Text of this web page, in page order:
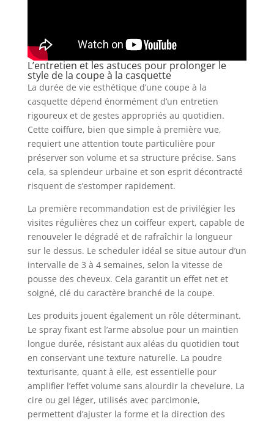
L’entretien et les astuces pour prolonger le
style de la coupe à la casquette
La durée de vie esthétique d’une coupe à la
casquette dépend énormément d’un entretien
rigoureux et de gestes appropriés au quotidien.
Cette coiffure, bien que simple à première vue,
requiert une attention toute particulière pour
préserver son volume et sa structure précise. Sans
cela, sa splendeur urbaine et son esprit décontracté
risquent de s’estomper rapidement.
La première recommandation est de privilégier les
visites régulières chez un coiffeur expert, capable de
renouveler le dégradé et de rafraîchir la longueur
sur le dessus. Le scheduler idéal se situe autour d’un
intervalle de 3 à 4 semaines, selon la vitesse de
pousse des cheveux. Cela garantit un effet net et
soigné, clé du caractère branché de la coupe.
Les produits jouent également un rôle déterminant.
Le spray fixant est l’arme absolue pour un maintien
longue durée, résistant aux aléas du quotidien tout
en conservant une texture naturelle. La poudre
texturisante, quant à elle, est essentielle pour
amplifier l’effet volume sans alourdir la chevelure. La
cire ou gel léger, utilisés avec parcimonie,
permettent d’ajuster la forme et la direction des